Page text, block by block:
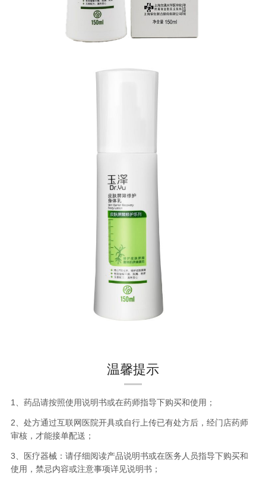
温馨提示
1、药品请按照使用说明书或在药师指导下购买和使用；
2、处方通过互联网医院开具或自行上传已有处方后，经门店药师
审核，才能接单配送；
3、医疗器械：请仔细阅读产品说明书或在医务人员指导下购买和
使用，禁忌内容或注意事项详见说明书；